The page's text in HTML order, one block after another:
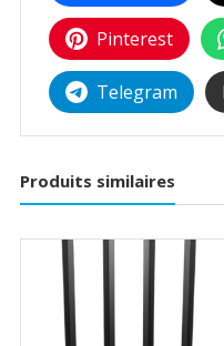
Pinterest
Telegram
Produits similaires